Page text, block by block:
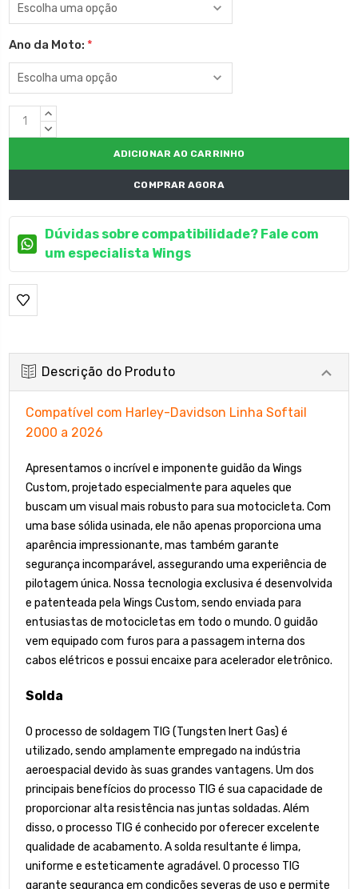
Ano da Moto: *
EstoqueQUANTIDADE
CRESCENTE:
QUANTIDADE
COMPRAR AGORA
Dúvidas sobre compatibilidade? Fale com
um especialista Wings
Descrição do Produto
Compatível com Harley-Davidson Linha Softail
2000 a 2026
Apresentamos o incrível e imponente guidão da Wings
Custom, projetado especialmente para aqueles que
buscam um visual mais robusto para sua motocicleta. Com
uma base sólida usinada, ele não apenas proporciona uma
aparência impressionante, mas também garante
segurança incomparável, assegurando uma experiência de
pilotagem única. Nossa tecnologia exclusiva é desenvolvida
e patenteada pela Wings Custom, sendo enviada para
entusiastas de motocicletas em todo o mundo. O guidão
vem equipado com furos para a passagem interna dos
cabos elétricos e possui encaixe para acelerador eletrônico.
Solda
O processo de soldagem TIG (Tungsten Inert Gas) é
utilizado, sendo amplamente empregado na indústria
aeroespacial devido às suas grandes vantagens. Um dos
principais benefícios do processo TIG é sua capacidade de
proporcionar alta resistência nas juntas soldadas. Além
disso, o processo TIG é conhecido por oferecer excelente
qualidade de acabamento. A solda resultante é limpa,
uniforme e esteticamente agradável. O processo TIG
garante segurança em condições severas de uso e permite